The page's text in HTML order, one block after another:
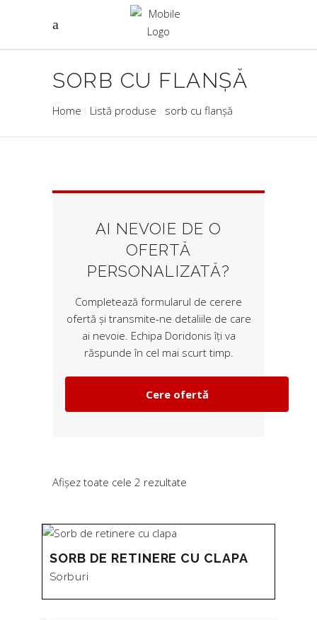
SORB CU FLANȘĂ
Home Listă produse sorb cu flanșă
AI NEVOIE DE O
OFERTĂ
PERSONALIZATĂ?
Completează formularul de cerere
ofertă și transmite-ne detaliile de care
ai nevoie. Echipa Doridonis îți va
răspunde în cel mai scurt timp.
Cere ofertă
Afișez toate cele 2 rezultate
după
preț:
SORB DE RETINERE CU CLAPA
Sorburi